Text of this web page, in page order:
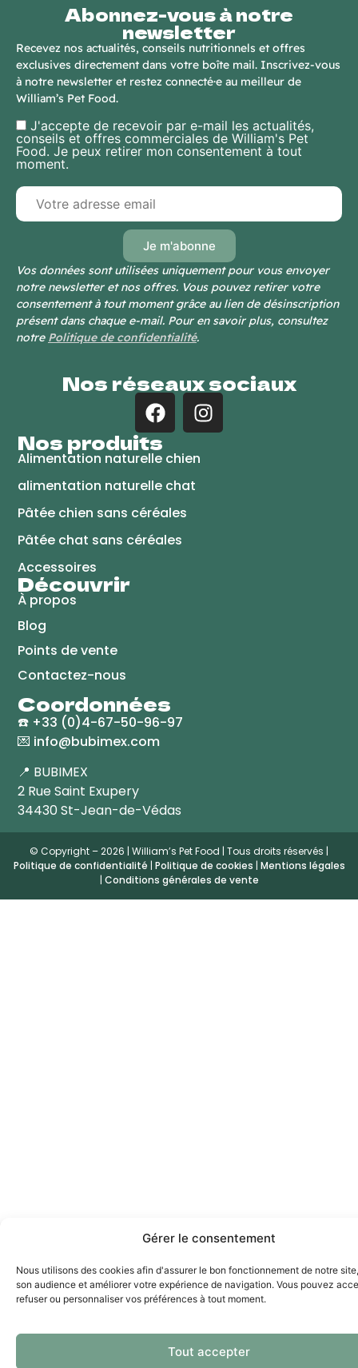
Gérer le consentement
Nous utilisons des cookies afin d'assurer le bon fonctionnement de notre
son audience et améliorer votre expérience de navigation. Vous pouvez
refuser ou personnaliser vos préférences à tout moment.
Tout accepter
Abonnez-vous à notre
newsletter
Recevez nos actualités, conseils nutritionnels et offres
exclusives directement dans votre boîte mail. Inscrivez-vous
à notre newsletter et restez connecté·e au meilleur de
William’s Pet Food.
J'accepte de recevoir par e-mail les actualités,
conseils et offres commerciales de William's Pet
Food. Je peux retirer mon consentement à tout
moment.
Vos données sont utilisées uniquement pour vous envoyer
notre newsletter et nos offres. Vous pouvez retirer votre
consentement à tout moment grâce au lien de désinscription
présent dans chaque e-mail. Pour en savoir plus, consultez
notre Politique de confidentialité.
Nos réseaux sociaux
Nos produits
Alimentation naturelle chien
alimentation naturelle chat
Pâtée chien sans céréales
Pâtée chat sans céréales
Accessoires
Découvrir
À propos
Blog
Points de vente
Contactez-nous
Coordonnées
☎️ +33 (0)4-67-50-96-97
💌 info@bubimex.com
📍 BUBIMEX
2 Rue Saint Exupery
34430 St-Jean-de-Védas
© Copyright – 2026 | William’s Pet Food | Tous droits réservés |
Politique de confidentialité | Politique de cookies | Mentions légales
| Conditions générales de vente